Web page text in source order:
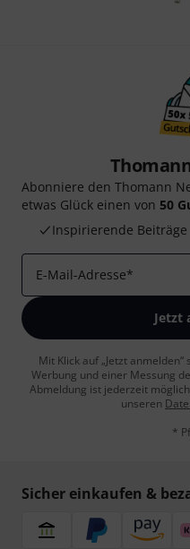
Abonniere den Thomann
etwas Glück einen von 50
Inspirierende Beiträge
E-Mail-Adresse*
Jetzt
Mit Klick auf „Jetzt
Werbung und einer Messung
Abmeldung ist jederzeit
unseren
*
Sicher einkaufen &